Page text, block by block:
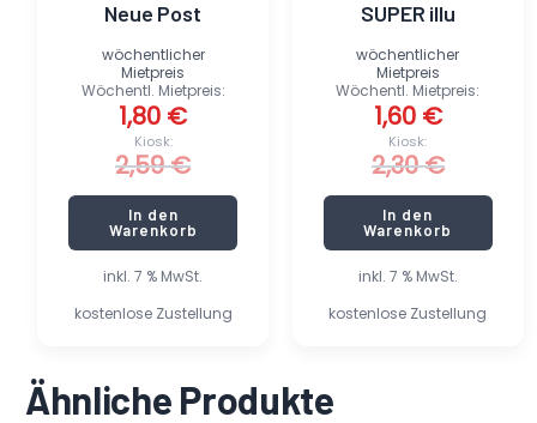
inkl. 7 % MwSt.
kostenlose Zustellung
Neue Post
Kiosk:
2,59€
Wöchentl. Mietpreis:
1,80 €
wöchentlicher
Mietpreis
In den
Warenkorb
inkl. 7 % MwSt.
kostenlose Zustellung
SUPER illu
Kiosk:
2,30€
Wöchentl. Mietpreis:
1,60 €
wöchentlicher
Mietpreis
In den
Warenkorb
Ähnliche Produkte